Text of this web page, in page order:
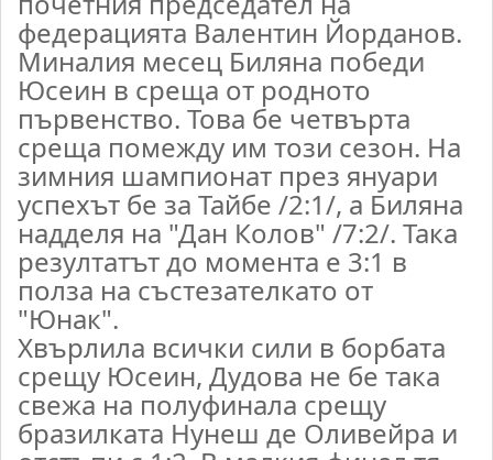
федерацията Валентин Йорданов.
Миналия месец Биляна победи
Юсеин в среща от родното
първенство. Това бе четвърта
среща помежду им този сезон. На
зимния шампионат през януари
успехът бе за Тайбе /2:1/, а Биляна
надделя на "Дан Колов" /7:2/. Така
резултатът до момента е 3:1 в
полза на състезателкато от
"Юнак".
Хвърлила всички сили в борбата
срещу Юсеин, Дудова не бе така
свежа на полуфинала срещу
бразилката Нунеш де Оливейра и